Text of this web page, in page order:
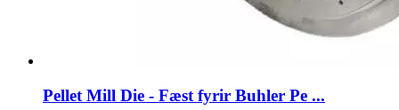
Pellet Mill Die - Fæst fyrir Buhler Pe ...